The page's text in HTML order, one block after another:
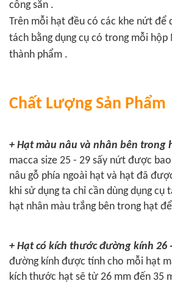
công sẵn .
Trên mỗi hạt đều có các khe nứt để
tách bằng dụng cụ có trong mỗi hộp
thành phẩm .
Chất Lượng Sản Phẩm
+ Hạt màu nâu và nhân bên trong
macca size 25 - 29 sấy nứt được
nâu gỗ phía ngoài hạt và hạt đã
khi sử dụng ta chỉ cần dùng dụng cụ
hạt nhân màu trắng bên trong hạt
+ Hạt có kích thước đường kính 26
đường kính được tính cho mỗi hạt
kích thước hạt sẽ từ 26 mm đến 35